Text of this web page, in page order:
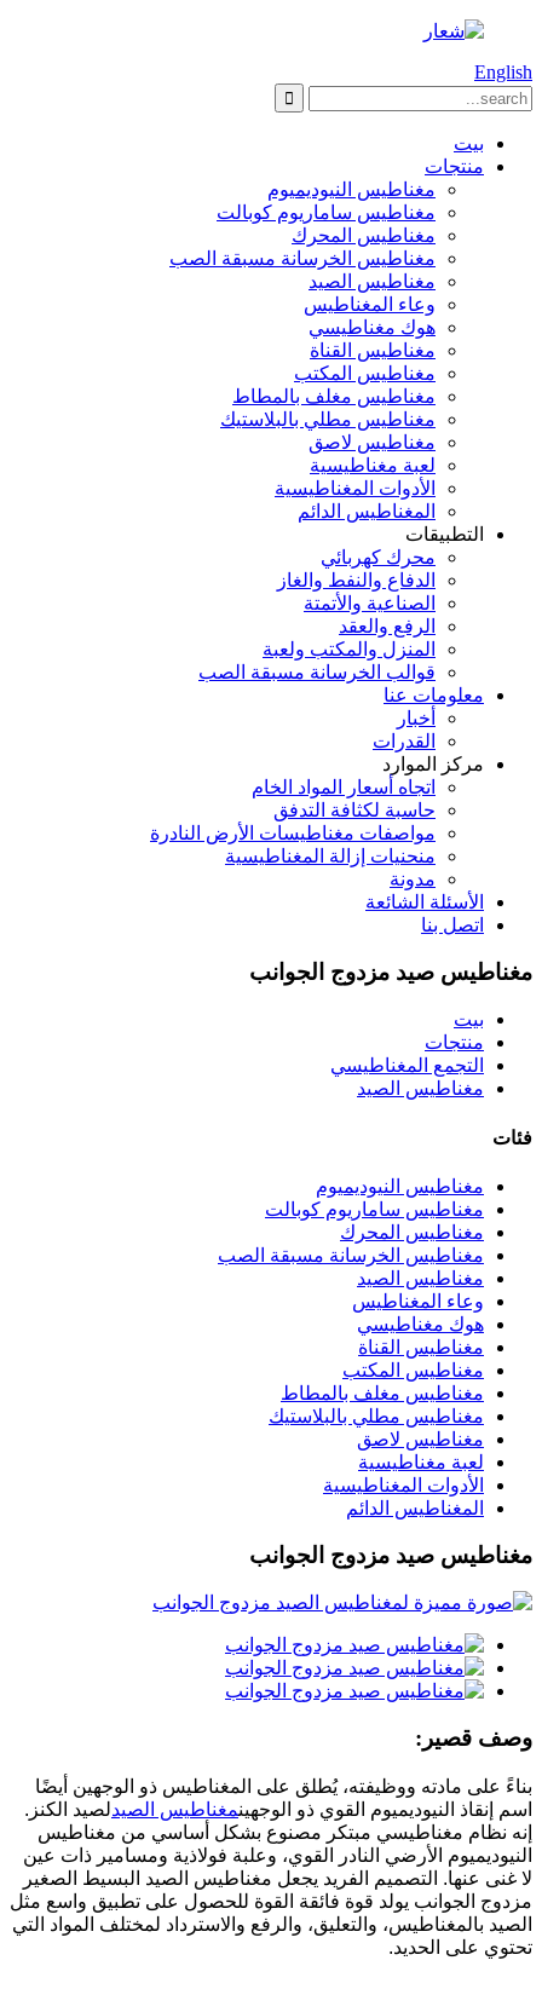
English
بيت
منتجات
مغناطيس النيوديميوم
مغناطيس ساماريوم كوبالت
مغناطيس المحرك
مغناطيس الخرسانة مسبقة الصب
مغناطيس الصيد
وعاء المغناطيس
هوك مغناطيسي
مغناطيس القناة
مغناطيس المكتب
مغناطيس مغلف بالمطاط
مغناطيس مطلي بالبلاستيك
مغناطيس لاصق
لعبة مغناطيسية
الأدوات المغناطيسية
المغناطيس الدائم
التطبيقات
محرك كهربائي
الدفاع والنفط والغاز
الصناعية والأتمتة
الرفع والعقد
المنزل والمكتب ولعبة
قوالب الخرسانة مسبقة الصب
معلومات عنا
أخبار
القدرات
مركز الموارد
اتجاه أسعار المواد الخام
حاسبة لكثافة التدفق
مواصفات مغناطيسات الأرض النادرة
منحنيات إزالة المغناطيسية
مدونة
الأسئلة الشائعة
اتصل بنا
مغناطيس صيد مزدوج الجوانب
بيت
منتجات
التجمع المغناطيسي
مغناطيس الصيد
فئات
مغناطيس النيوديميوم
مغناطيس ساماريوم كوبالت
مغناطيس المحرك
مغناطيس الخرسانة مسبقة الصب
مغناطيس الصيد
وعاء المغناطيس
هوك مغناطيسي
مغناطيس القناة
مغناطيس المكتب
مغناطيس مغلف بالمطاط
مغناطيس مطلي بالبلاستيك
مغناطيس لاصق
لعبة مغناطيسية
الأدوات المغناطيسية
المغناطيس الدائم
مغناطيس صيد مزدوج الجوانب
وصف قصير:
بناءً على مادته ووظيفته، يُطلق على المغناطيس ذو الوجهين أيضًا
اسم إنقاذ النيوديميوم القوي ذو الوجهينمغناطيس الصيدلصيد الكنز.
إنه نظام مغناطيسي مبتكر مصنوع بشكل أساسي من مغناطيس
النيوديميوم الأرضي النادر القوي، وعلبة فولاذية ومسامير ذات عين
لا غنى عنها. التصميم الفريد يجعل مغناطيس الصيد البسيط الصغير
مزدوج الجوانب يولد قوة فائقة القوة للحصول على تطبيق واسع مثل
الصيد بالمغناطيس، والتعليق، والرفع والاسترداد لمختلف المواد التي
تحتوي على الحديد.